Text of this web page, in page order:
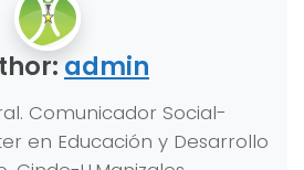
admin
Comunicador Social-
en Educación y Desarrollo